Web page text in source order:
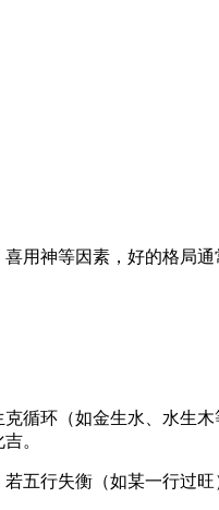
用神等因素，好的格局
循环（如金生水、水生
。
五行失衡（如某一行过